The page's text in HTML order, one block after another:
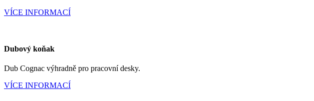
VÍCE INFORMACÍ
Dubový koňak
Dub Cognac výhradně pro pracovní desky.
VÍCE INFORMACÍ